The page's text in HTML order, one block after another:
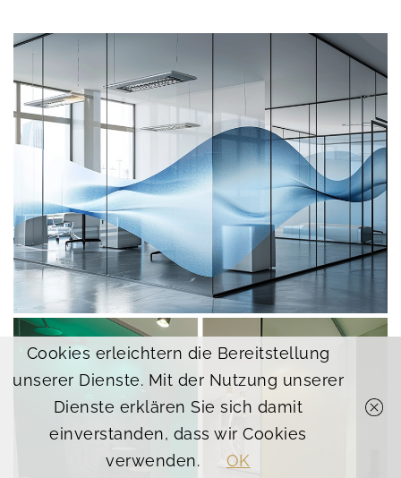
Cookies erleichtern die Bereitstellung
unserer Dienste. Mit der Nutzung unserer
Dienste erklären Sie sich damit
einverstanden, dass wir Cookies
verwenden.
OK